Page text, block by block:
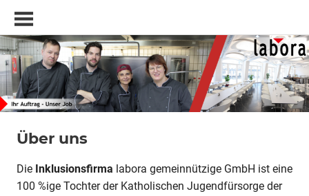
Inhalt
springen
gemeinnützige
GmbH,
Regensburg
Über uns
Die Inklusionsfirma labora gemeinnützige GmbH ist eine
100 %ige Tochter der Katholischen Jugendfürsorge der